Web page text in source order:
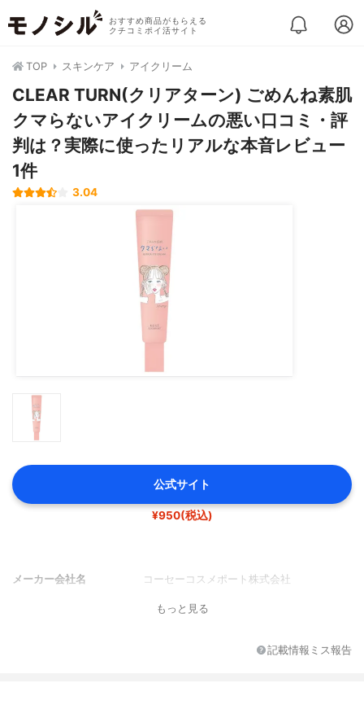
おすすめ商品がもらえる
クチコミポイ活サイト
TOP スキンケア アイクリーム
CLEAR TURN(クリアターン) ごめんね素肌
クマらないアイクリームの悪い口コミ・評
判は？実際に使ったリアルな本音レビュー
1件
3.04
公式サイト
¥950(税込)
メーカー会社名 コーセーコスメポート株式会社
もっと見る
記載情報ミス報告